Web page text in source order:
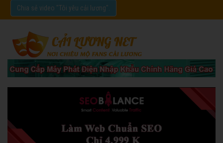
Chia sẻ video "Tôi yêu cải lương".